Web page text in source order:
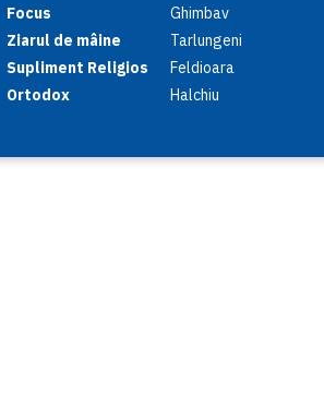
Focus
Ziarul de mâine
Supliment Religios
Ortodox
Ghimbav
Tarlungeni
Feldioara
Halchiu